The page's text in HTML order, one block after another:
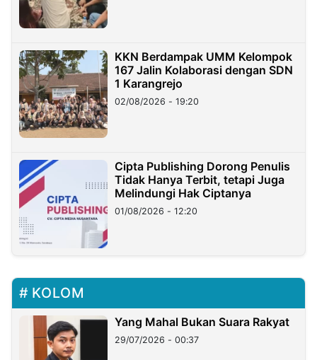
KKN Berdampak UMM Kelompok
167 Jalin Kolaborasi dengan SDN
1 Karangrejo
02/08/2026 - 19:20
Cipta Publishing Dorong Penulis
Tidak Hanya Terbit, tetapi Juga
Melindungi Hak Ciptanya
01/08/2026 - 12:20
KOLOM
Yang Mahal Bukan Suara Rakyat
29/07/2026 - 00:37